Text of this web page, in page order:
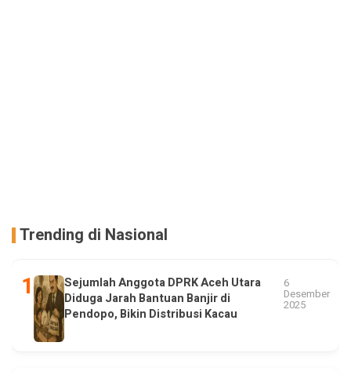
Trending di Nasional
Sejumlah Anggota DPRK Aceh Utara
Diduga Jarah Bantuan Banjir di
Pendopo, Bikin Distribusi Kacau
6
Desember
2025